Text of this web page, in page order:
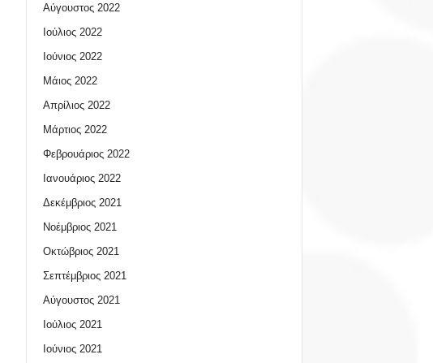
Αύγουστος 2022
Ιούλιος 2022
Ιούνιος 2022
Μάιος 2022
Απρίλιος 2022
Μάρτιος 2022
Φεβρουάριος 2022
Ιανουάριος 2022
Δεκέμβριος 2021
Νοέμβριος 2021
Οκτώβριος 2021
Σεπτέμβριος 2021
Αύγουστος 2021
Ιούλιος 2021
Ιούνιος 2021